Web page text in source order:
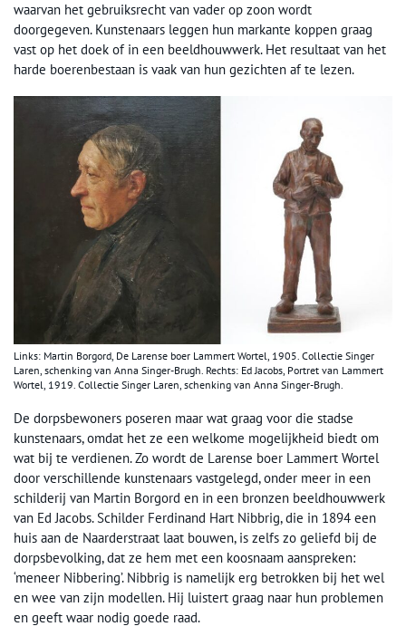
waarvan het gebruiksrecht van vader op zoon wordt
doorgegeven. Kunstenaars leggen hun markante koppen graag
vast op het doek of in een beeldhouwwerk. Het resultaat van het
harde boerenbestaan is vaak van hun gezichten af te lezen.
Links: Martin Borgord, De Larense boer Lammert Wortel, 1905. Collectie Singer
Laren, schenking van Anna Singer-Brugh. Rechts: Ed Jacobs, Portret van Lammert
Wortel, 1919. Collectie Singer Laren, schenking van Anna Singer-Brugh.
De dorpsbewoners poseren maar wat graag voor die stadse
kunstenaars, omdat het ze een welkome mogelijkheid biedt om
wat bij te verdienen. Zo wordt de Larense boer Lammert Wortel
door verschillende kunstenaars vastgelegd, onder meer in een
schilderij van Martin Borgord en in een bronzen beeldhouwwerk
van Ed Jacobs. Schilder Ferdinand Hart Nibbrig, die in 1894 een
huis aan de Naarderstraat laat bouwen, is zelfs zo geliefd bij de
dorpsbevolking, dat ze hem met een koosnaam aanspreken:
‘meneer Nibbering’. Nibbrig is namelijk erg betrokken bij het wel
en wee van zijn modellen. Hij luistert graag naar hun problemen
en geeft waar nodig goede raad.